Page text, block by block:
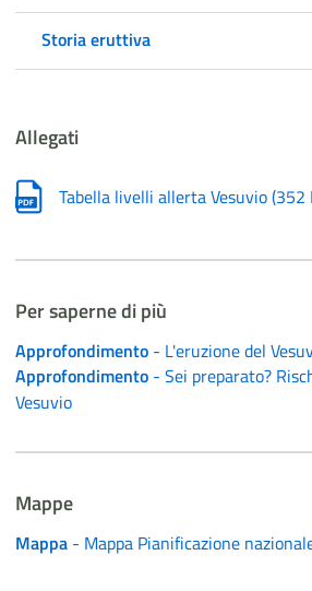
Storia eruttiva
Allegati
Tabella livelli allerta Vesuvio(352
Per saperne di più
Approfondimento - L'eruzione del
Approfondimento - Sei preparato?
Vesuvio
Mappe
Mappa - Mappa Pianificazione